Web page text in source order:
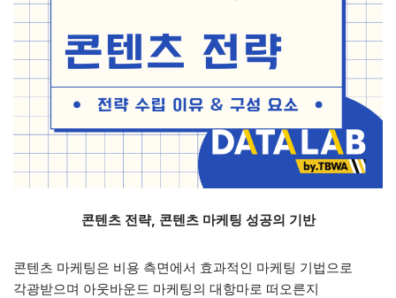
콘텐츠 전략, 콘텐츠 마케팅 성공의 기반
콘텐츠 마케팅은 비용 측면에서 효과적인 마케팅 기법으로
각광받으며 아웃바운드 마케팅의 대항마로 떠오른지